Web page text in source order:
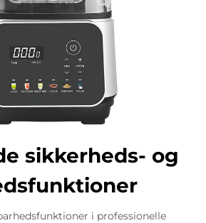
sikkerheds- og
i professionelle